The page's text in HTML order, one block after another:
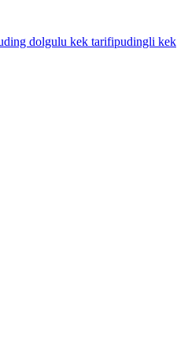
dolgulu kek tarifipudingli kek